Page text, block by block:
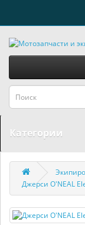
Категории
Джерси O'NEAL